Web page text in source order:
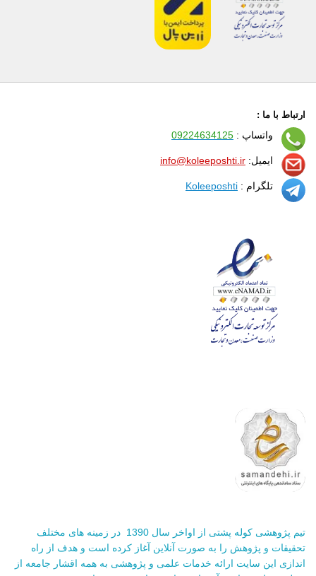
ارتباط با ما :
واتساپ : 09224634125
ایمیل: info@koleeposhti.ir
تلگرام : Koleeposhti
تیم پژوهشی کوله پشتی از اواخر سال 1390 در زمینه های مختلف
تحقیقات و پژوهش را به صورت آنلاین آغاز کرده است و هدف از راه
اندازی این سایت ارائه خدمات علمی و پژوهشی به همه اقشار جامعه از